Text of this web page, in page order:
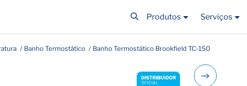
Produtos Serviços
Banho Termostático Banho Termostático Brookfield TC-150